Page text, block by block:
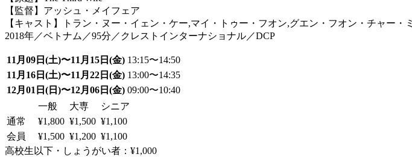
【監督】アッシュ・メイフェア
【キャスト】トラン・ヌー・イェン・ケー,マイ・トゥー・フオン,グエン・フオン・チャー
2018年／ベトナム／95分／クレストインターナショナル／DCP
11月09日(土)〜11月15日(金) 13:15〜14:50
11月16日(土)〜11月22日(金) 13:00〜14:35
12月01日(日)〜12月06日(金) 09:00〜10:40
一般
大専
シニア
通常
¥1,800 ¥1,500 ¥1,100
会員
¥1,500 ¥1,200 ¥1,100
高校生以下・しょうがい者：¥1,000